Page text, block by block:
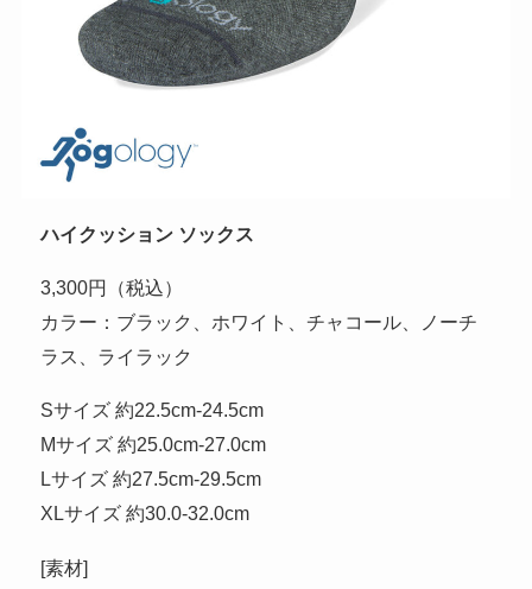
ハイクッション ソックス
3,300円（税込）
カラー：ブラック、ホワイト、チャコール、ノーチ
ラス、ライラック
Sサイズ 約22.5cm-24.5cm
Mサイズ 約25.0cm-27.0cm
Lサイズ 約27.5cm-29.5cm
XLサイズ 約30.0-32.0cm
[素材]